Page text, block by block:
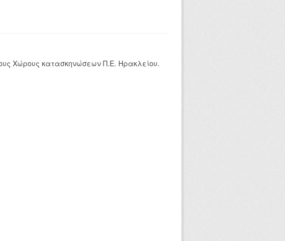
Χώρους κατασκηνώσεων Π.Ε. Ηρακλείου.